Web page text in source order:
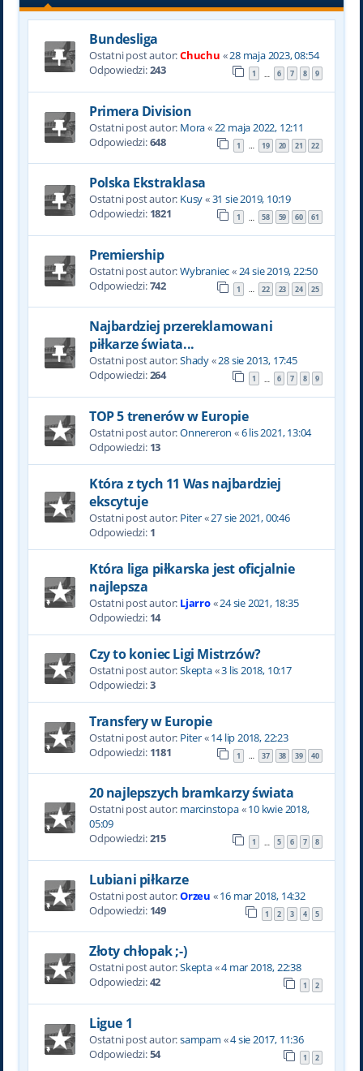
Bundesliga
Ostatni post autor:Chuchu «28 maja 2023, 08:54
Odpowiedzi:243 1 … 6 7 8 9
Primera Division
Ostatni post autor: Mora«22 maja 2022, 12:11
Odpowiedzi:648 1 … 19 20 21 22
Polska Ekstraklasa
Ostatni post autor: Kusy«31 sie 2019, 10:19
Odpowiedzi: 1821 1 … 58 59 60 61
Premiership
Ostatni post autor:Wybraniec«24 sie 2019, 22:50
Odpowiedzi:742 1 … 22 23 24 25
Najbardziej przereklamowani
piłkarze świata...
Ostatni post autor:Shady«28 sie 2013, 17:45
Odpowiedzi:264 1 … 6 7 8 9
TOP 5 trenerów w Europie
Ostatni post autor:Onnereron «6 lis 2021, 13:04
Odpowiedzi: 13
Która z tych 11 Was najbardziej
ekscytuje
Ostatni post autor: Piter«27 sie 2021, 00:46
Odpowiedzi: 1
Która liga piłkarska jest oficjalnie
najlepsza
Ostatni post autor: Ljarro«24 sie 2021, 18:35
Odpowiedzi: 14
Czy to koniec Ligi Mistrzów?
Ostatni post autor:Skepta«3 lis 2018, 10:17
Odpowiedzi:3
Transfery w Europie
Ostatni post autor: Piter«14 lip 2018, 22:23
Odpowiedzi: 1181 1 … 37 38 39 40
20 najlepszych bramkarzy świata
Ostatni post autor: marcinstopa«10 kwie 2018,
05:09
Odpowiedzi:215 1 … 5 6 7 8
Lubiani piłkarze
Ostatni post autor:Orzeu «16 mar 2018, 14:32
Odpowiedzi: 149 1 2 3 4 5
Złoty chłopak ;-)
Ostatni post autor:Skepta«4 mar 2018, 22:38
Odpowiedzi:42 1 2
Ligue 1
Ostatni post autor:sampam «4 sie 2017, 11:36
Odpowiedzi:54 1 2